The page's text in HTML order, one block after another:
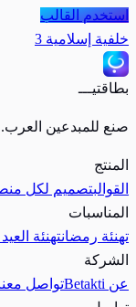
استخدم القالب
خلفية إسلامية 3
بطاقتيـــ
صنع للمبدعين العرب.
المنتج
القوالبتصميم لكل
المناسبات
تهنئة رمضانتهنئة العيد
الشركة
عن Betakti
تواصل